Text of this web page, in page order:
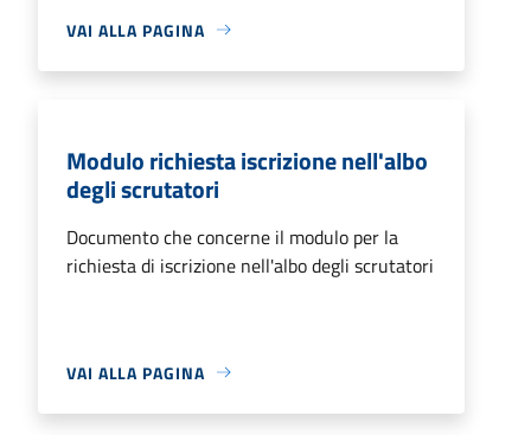
VAI ALLA PAGINA
Modulo richiesta iscrizione nell'albo
degli scrutatori
Documento che concerne il modulo per la
richiesta di iscrizione nell'albo degli scrutatori
VAI ALLA PAGINA